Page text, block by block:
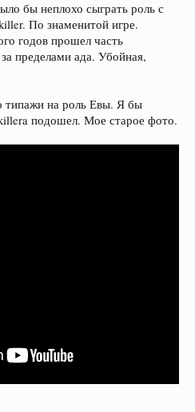
бы неплохо сыграть роль с
По знаменитой игре.
годов прошел часть
пределами ада. Убойная,
типажи на роль Евы. Я бы
подошел. Мое старое фото.